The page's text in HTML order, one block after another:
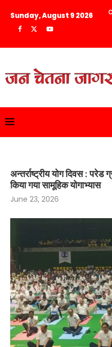
Sunday, August 9 2026
अन्तर्राष्ट्रीय योग दिवस :
किया गया सामूहिक योगाभ्यास
June 23, 2026